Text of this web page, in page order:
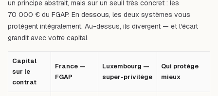
un principe abstrait, mais sur un seuil très concret : les
70 000 € du FGAP. En dessous, les deux systèmes vous
protègent intégralement. Au-dessus, ils divergent — et l'écart
grandit avec votre capital.
Capital
sur le
contrat
France —
FGAP
Luxembourg —
super-privilège
Qui protège
mieux